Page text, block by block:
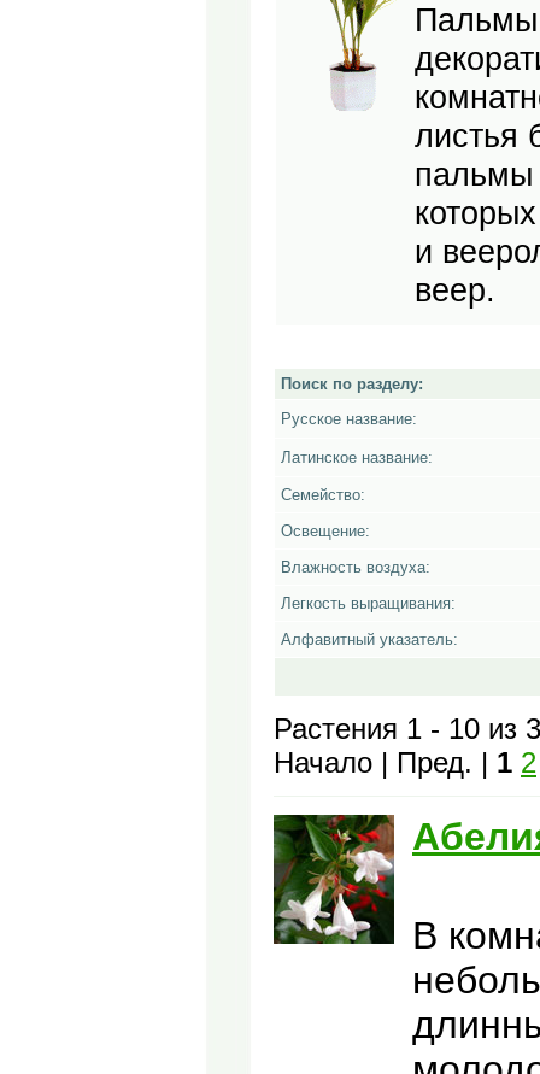
Пальмы
листья
пальмы
и
веер.
Поиск по разделу:
Русское название:
Латинское название:
Семейство:
Освещение:
Влажность воздуха:
Легкость выращивания:
Алфавитный указатель:
Растения 1 - 10 из
Начало | Пред. | 1 2
В